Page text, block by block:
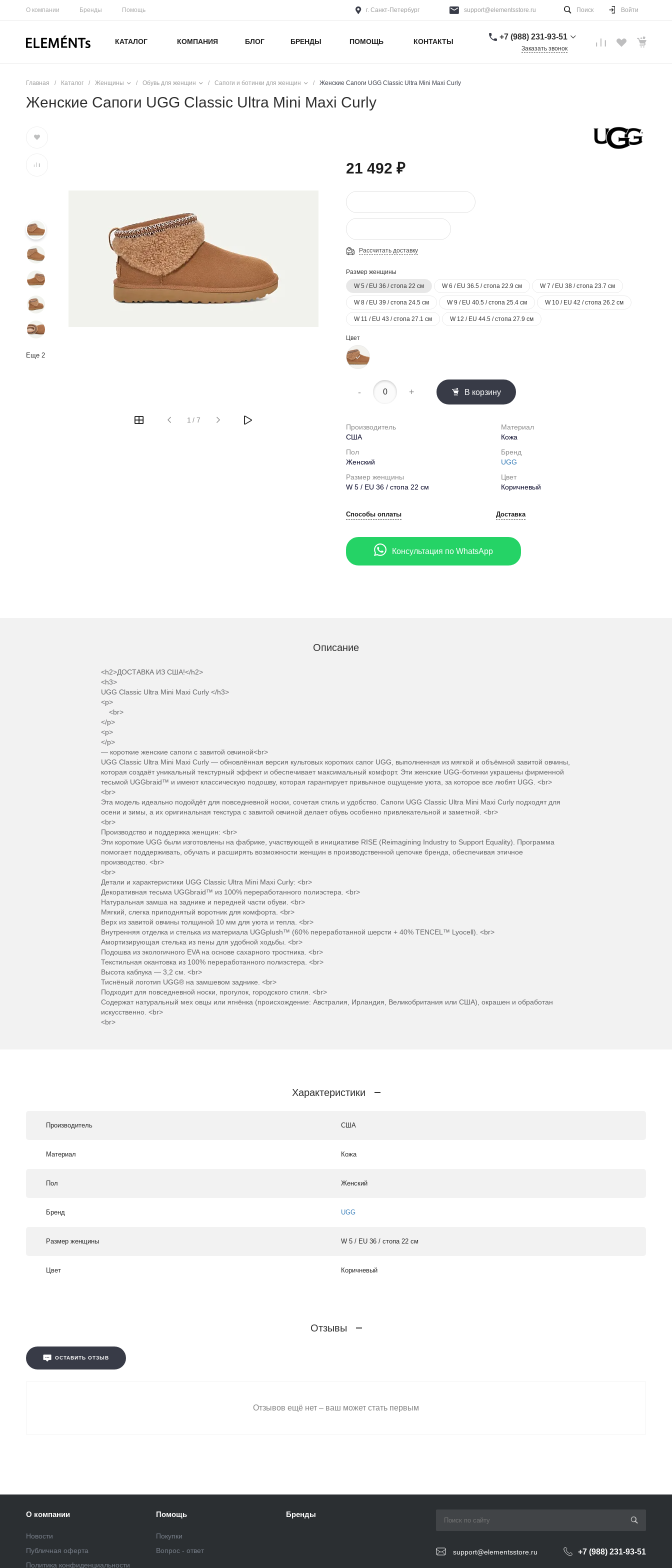
О компании Бренды Помощь г. Санкт-Петербург support@elementsstore.ru Поиск Войти
КАТАЛОГ КОМПАНИЯ БЛОГ БРЕНДЫ ПОМОЩЬ КОНТАКТЫ
+7 (988) 231-93-51
Заказать звонок
Главная / Каталог / Женщины / Обувь для женщин / Сапоги и ботинки для женщин / Женские Сапоги UGG Classic Ultra Mini Maxi Curly
Женские Сапоги UGG Classic Ultra Mini Maxi Curly
Еще 2
1 / 7
21 492 ₽
Рассчитать доставку
Размер женщины
W 5 / EU 36 / стопа 22 см
W 6 / EU 36.5 / стопа 22.9 см W 7 / EU 38 / стопа 23.7 см
W 8 / EU 39 / стопа 24.5 см W 9 / EU 40.5 / стопа 25.4 см W 10 / EU 42 / стопа 26.2 см
W 11 / EU 43 / стопа 27.1 см W 12 / EU 44.5 / стопа 27.9 см
Цвет
- + В корзину
Производитель
США
Материал
Кожа
Пол
Женский
Бренд
UGG
Размер женщины
W 5 / EU 36 / стопа 22 см
Цвет
Коричневый
Способы оплаты Доставка
Консультация по WhatsApp
Описание
<h2>ДОСТАВКА ИЗ США!</h2>
<h3>
UGG Classic Ultra Mini Maxi Curly </h3>
<p>
<br>
</p>
<p>
</p>
— короткие женские сапоги с завитой овчиной<br>
UGG Classic Ultra Mini Maxi Curly — обновлённая версия культовых коротких сапог UGG, выполненная из мягкой и объёмной завитой овчины,
которая создаёт уникальный текстурный эффект и обеспечивает максимальный комфорт. Эти женские UGG-ботинки украшены фирменной
тесьмой UGGbraid™ и имеют классическую подошву, которая гарантирует привычное ощущение уюта, за которое все любят UGG. <br>
<br>
Эта модель идеально подойдёт для повседневной носки, сочетая стиль и удобство. Сапоги UGG Classic Ultra Mini Maxi Curly подходят для
осени и зимы, а их оригинальная текстура с завитой овчиной делает обувь особенно привлекательной и заметной. <br>
<br>
Производство и поддержка женщин: <br>
Эти короткие UGG были изготовлены на фабрике, участвующей в инициативе RISE (Reimagining Industry to Support Equality). Программа
помогает поддерживать, обучать и расширять возможности женщин в производственной цепочке бренда, обеспечивая этичное
производство. <br>
<br>
Детали и характеристики UGG Classic Ultra Mini Maxi Curly: <br>
Декоративная тесьма UGGbraid™ из 100% переработанного полиэстера. <br>
Натуральная замша на заднике и передней части обуви. <br>
Мягкий, слегка приподнятый воротник для комфорта. <br>
Верх из завитой овчины толщиной 10 мм для уюта и тепла. <br>
Внутренняя отделка и стелька из материала UGGplush™ (60% переработанной шерсти + 40% TENCEL™ Lyocell). <br>
Амортизирующая стелька из пены для удобной ходьбы. <br>
Подошва из экологичного EVA на основе сахарного тростника. <br>
Текстильная окантовка из 100% переработанного полиэстера. <br>
Высота каблука — 3,2 см. <br>
Тиснёный логотип UGG® на замшевом заднике. <br>
Подходит для повседневной носки, прогулок, городского стиля. <br>
Содержат натуральный мех овцы или ягнёнка (происхождение: Австралия, Ирландия, Великобритания или США), окрашен и обработан
искусственно. <br>
<br>
Характеристики
Производитель США
Материал Кожа
Пол Женский
Бренд UGG
Размер женщины W 5 / EU 36 / стопа 22 см
Цвет Коричневый
Отзывы
ОСТАВИТЬ ОТЗЫВ
Отзывов ещё нет – ваш может стать первым
О компании
Новости
Публичная оферта
Политика конфиденциальности
Помощь
Покупки
Вопрос - ответ
Бренды
support@elementsstore.ru +7 (988) 231-93-51